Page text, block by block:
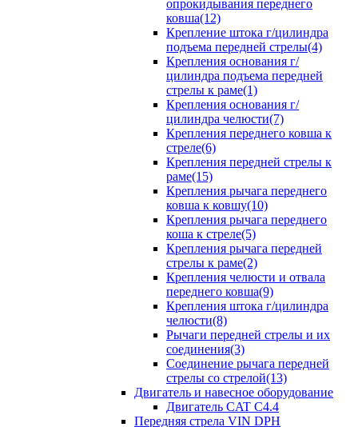
опрокидывания переднего
ковша(12)
Крепление штока г/цилиндра
подъема передней стрелы(4)
Крепления основания г/
цилиндра подъема передней
стрелы к раме(1)
Крепления основания г/
цилиндра челюсти(7)
Крепления переднего ковша к
стреле(6)
Крепления передней стрелы к
раме(15)
Крепления рычага переднего
ковша к ковшу(10)
Крепления рычага переднего
коша к стреле(5)
Крепления рычага передней
стрелы к раме(2)
Крепления челюсти и отвала
переднего ковша(9)
Крепления штока г/цилиндра
челюсти(8)
Рычаги передней стрелы и их
соединения(3)
Соединение рычага передней
стрелы со стрелой(13)
Двигатель и навесное оборудование
Двигатель CAT C4.4
Передняя стрела VIN DPH